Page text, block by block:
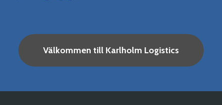
Välkommen till Karlholm Logistics